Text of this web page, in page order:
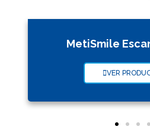
MetiSmile
VER